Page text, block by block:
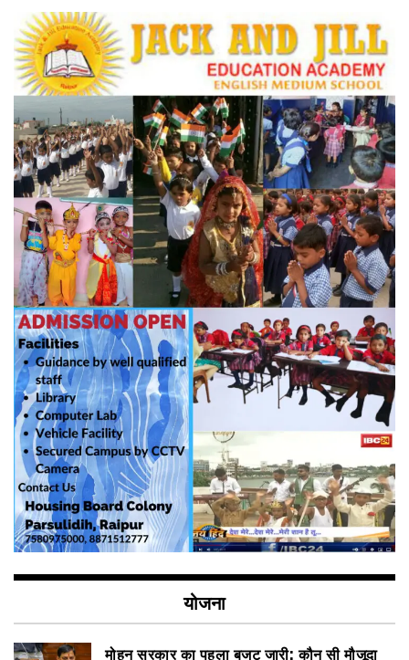
योजना
मोहन सरकार का पहला बजट जारी; कौन सी मौजूदा